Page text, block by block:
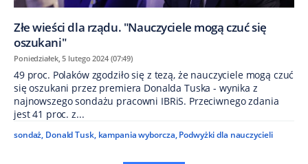
Złe wieści dla rządu. "Nauczyciele mogą czuć się
oszukani"
Poniedziałek, 5 lutego 2024 (07:49)
49 proc. Polaków zgodziło się z tezą, że nauczyciele mogą czuć
się oszukani przez premiera Donalda Tuska - wynika z
najnowszego sondażu pracowni IBRiS. Przeciwnego zdania
jest 41 proc. z...
sondaż, Donald Tusk, kampania wyborcza, Podwyżki dla nauczycieli